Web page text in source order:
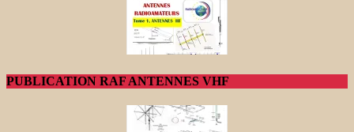
PUBLICATION RAF ANTENNES VHF